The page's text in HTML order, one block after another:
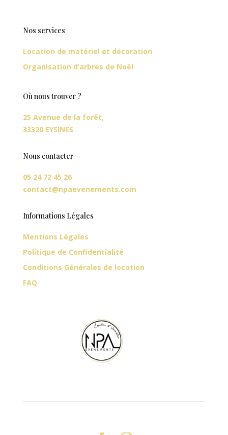
Nos services
Location de matériel et décoration
Organisation d’arbres de Noël
Où nous trouver ?
25 Avenue de la forêt,
33320 EYSINES
Nous contacter
05 24 72 45 26
contact@npaevenements.com
Informations Légales
Mentions Légales
Politique de Confidentialité
Conditions Générales de location
FAQ